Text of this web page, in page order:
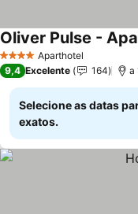
4 EstrelasAparthotel
Oliver Pulse -
9,4 Excelente 164 a
Selecione as datas
exatos.